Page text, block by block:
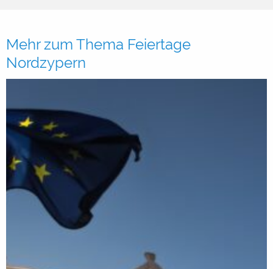
Mehr zum Thema Feiertage
Nordzypern